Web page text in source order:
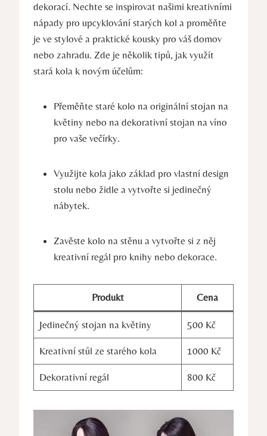
dekorací. Nechte se inspirovat našimi kreativními
nápady pro upcyklování starých kol a proměňte
je ve stylové a praktické kousky pro váš domov
nebo zahradu. Zde je několik tipů, jak využít
stará kola k novým účelům:
Přeměňte staré kolo na originální stojan na
květiny nebo na dekorativní stojan na víno
pro vaše večírky.
Využijte kola jako základ pro vlastní design
stolu nebo židle a vytvořte si jedinečný
nábytek.
Zavěste kolo na stěnu a vytvořte si z něj
kreativní regál pro knihy nebo dekorace.
Produkt Cena
Jedinečný stojan na květiny 500 Kč
Kreativní stůl ze starého kola 1000 Kč
Dekorativní regál 800 Kč